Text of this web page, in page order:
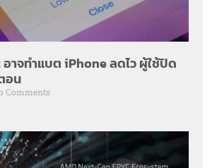
าจทำแบต iPhone ลดไว ผู้ใช้ปิด
อน
Comments